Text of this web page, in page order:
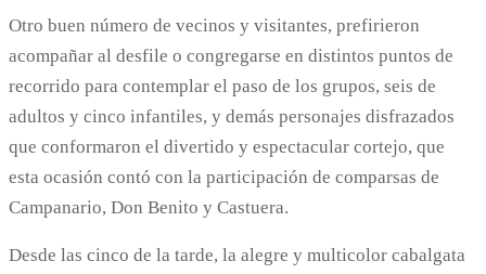
Otro buen número de vecinos y visitantes, prefirieron
acompañar al desfile o congregarse en distintos puntos de
recorrido para contemplar el paso de los grupos, seis de
adultos y cinco infantiles, y demás personajes disfrazados
que conformaron el divertido y espectacular cortejo, que
esta ocasión contó con la participación de comparsas de
Campanario, Don Benito y Castuera.
Desde las cinco de la tarde, la alegre y multicolor cabalgata